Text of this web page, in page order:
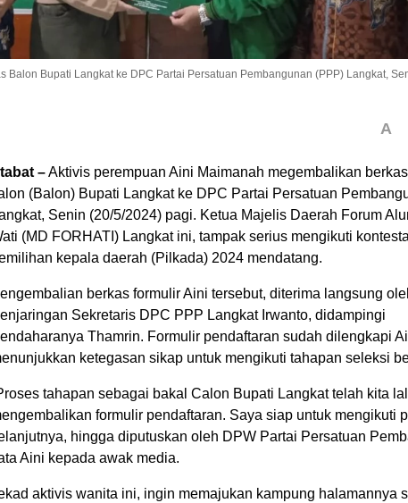
Balon Bupati Langkat ke DPC Partai Persatuan Pembangunan (PPP) Langkat,
A
–Aktivis perempuan Aini Maimanah megembalikan berkas
(Balon) Bupati Langkat ke DPC Partai Persatuan
Senin (20/5/2024) pagi. Ketua Majelis Daerah Forum
(MD FORHATI) Langkat ini, tampak serius mengikuti
kepala daerah (Pilkada) 2024 mendatang.
berkas formulir Aini tersebut, diterima langsung
Sekretaris DPC PPP Langkat Irwanto, didampingi
Thamrin. Formulir pendaftaran sudah dilengkapi
ketegasan sikap untuk mengikuti tahapan seleksi
tahapan sebagai bakal Calon Bupati Langkat telah kita
formulir pendaftaran. Saya siap untuk mengikuti
hingga diputuskan oleh DPW Partai Persatuan
Aini kepada awak media.
aktivis wanita ini, ingin memajukan kampung halamannya